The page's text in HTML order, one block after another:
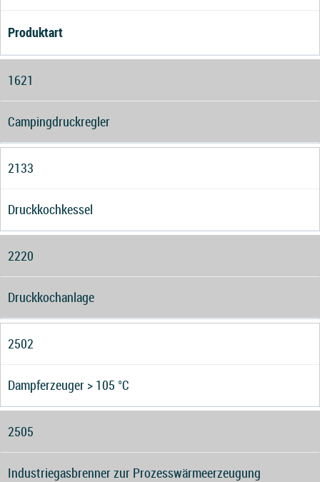
Produktart
1621
Campingdruckregler
2133
Druckkochkessel
2220
Druckkochanlage
2502
Dampferzeuger > 105 °C
2505
Industriegasbrenner zur Prozesswärmeerzeugung